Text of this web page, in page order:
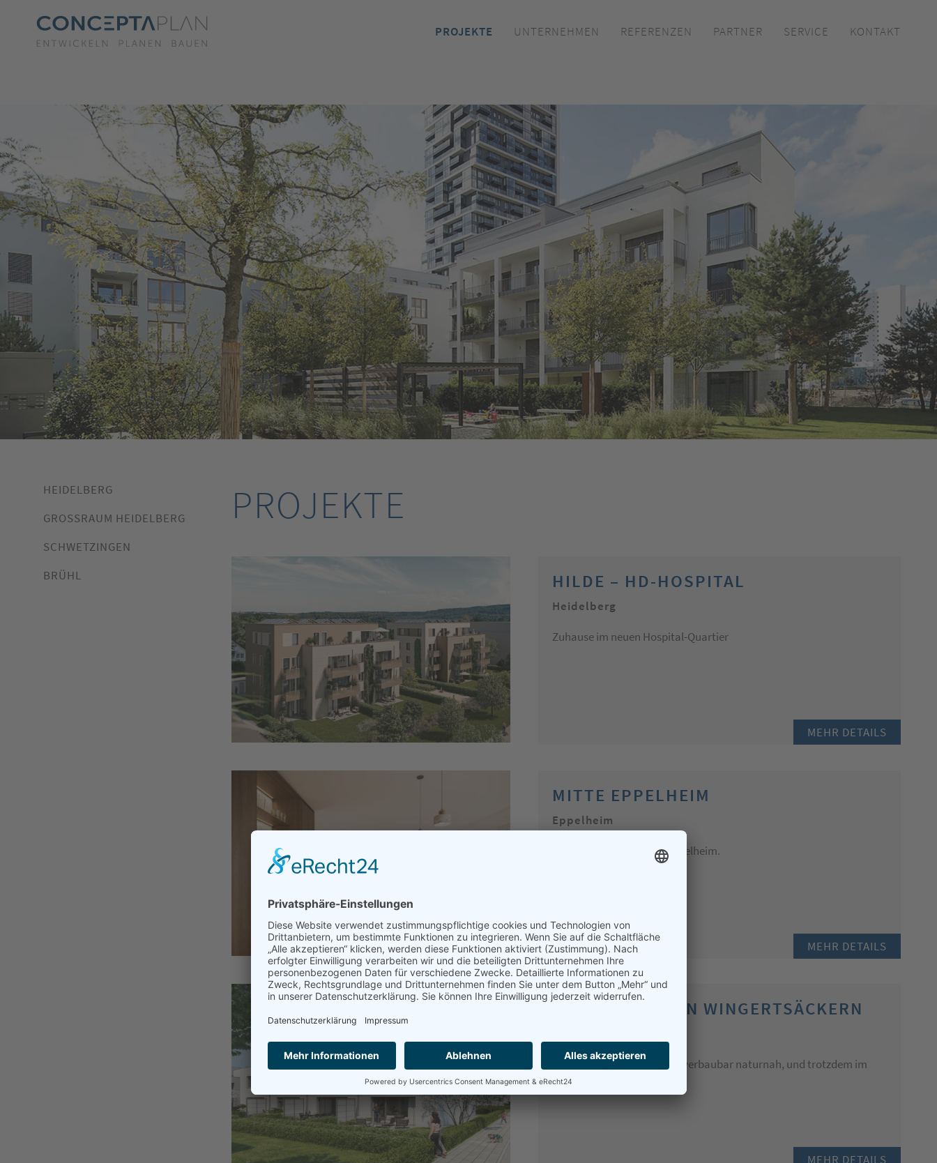
: Undefined array key "setLocal" in /var/www/vhosts/conceptaplan.de/httpdocs/application_open.php
/var/www/vhosts/conceptaplan.de/httpdocs/functions/func.general.phpon line 562
PROJEKTE UNTERNEHMEN REFERENZEN PARTNER SERVICE KONTAKT
HEIDELBERG
GROSSRAUM HEIDELBERG
SCHWETZINGEN
BRÜHL
PROJEKTE
HILDE – HD-HOSPITAL
Heidelberg
Zuhause im neuen Hospital-Quartier
MEHR DETAILS
MITTE EPPELHEIM
Eppelheim
Mittendrin. Verbunden. Eppelheim.
MEHR DETAILS
WOHNEN AN DEN WINGERTSÄCKERN
Modern und nachhaltig, unverbaubar naturnah, und trotzdem im
Herzen der Metropolregion
MEHR DETAILS